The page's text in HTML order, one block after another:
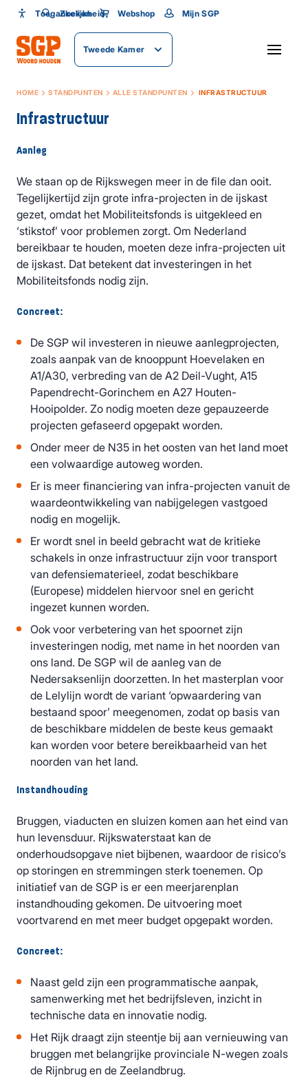
Toegankelijkheid
Toegankelijkheid
Lettergrootte
Zoeken Webshop Mijn SGP
Tweede Kamer
HOME STANDPUNTEN ALLE STANDPUNTEN INFRASTRUCTUUR
Infrastructuur
Aanleg
We staan op de Rijkswegen meer in de file dan ooit.
Tegelijkertijd zijn grote infra-projecten in de ijskast
gezet, omdat het Mobiliteitsfonds is uitgekleed en
‘stikstof’ voor problemen zorgt. Om Nederland
bereikbaar te houden, moeten deze infra-projecten uit
de ijskast. Dat betekent dat investeringen in het
Mobiliteitsfonds nodig zijn.
Concreet:
De SGP wil investeren in nieuwe aanlegprojecten,
zoals aanpak van de knooppunt Hoevelaken en
A1/A30, verbreding van de A2 Deil-Vught, A15
Papendrecht-Gorinchem en A27 Houten-
Hooipolder. Zo nodig moeten deze gepauzeerde
projecten gefaseerd opgepakt worden.
Onder meer de N35 in het oosten van het land moet
een volwaardige autoweg worden.
Er is meer financiering van infra-projecten vanuit de
waardeontwikkeling van nabijgelegen vastgoed
nodig en mogelijk.
Er wordt snel in beeld gebracht wat de kritieke
schakels in onze infrastructuur zijn voor transport
van defensiematerieel, zodat beschikbare
(Europese) middelen hiervoor snel en gericht
ingezet kunnen worden.
Ook voor verbetering van het spoornet zijn
investeringen nodig, met name in het noorden van
ons land. De SGP wil de aanleg van de
Nedersaksenlijn doorzetten. In het masterplan voor
de Lelylijn wordt de variant ‘opwaardering van
bestaand spoor’ meegenomen, zodat op basis van
de beschikbare middelen de beste keus gemaakt
kan worden voor betere bereikbaarheid van het
noorden van het land.
Instandhouding
Bruggen, viaducten en sluizen komen aan het eind van
hun levensduur. Rijkswaterstaat kan de
onderhoudsopgave niet bijbenen, waardoor de risico’s
op storingen en stremmingen sterk toenemen. Op
initiatief van de SGP is er een meerjarenplan
instandhouding gekomen. De uitvoering moet
voortvarend en met meer budget opgepakt worden.
Concreet:
Naast geld zijn een programmatische aanpak,
samenwerking met het bedrijfsleven, inzicht in
technische data en innovatie nodig.
Het Rijk draagt zijn steentje bij aan vernieuwing van
bruggen met belangrijke provinciale N-wegen zoals
de Rijnbrug en de Zeelandbrug.